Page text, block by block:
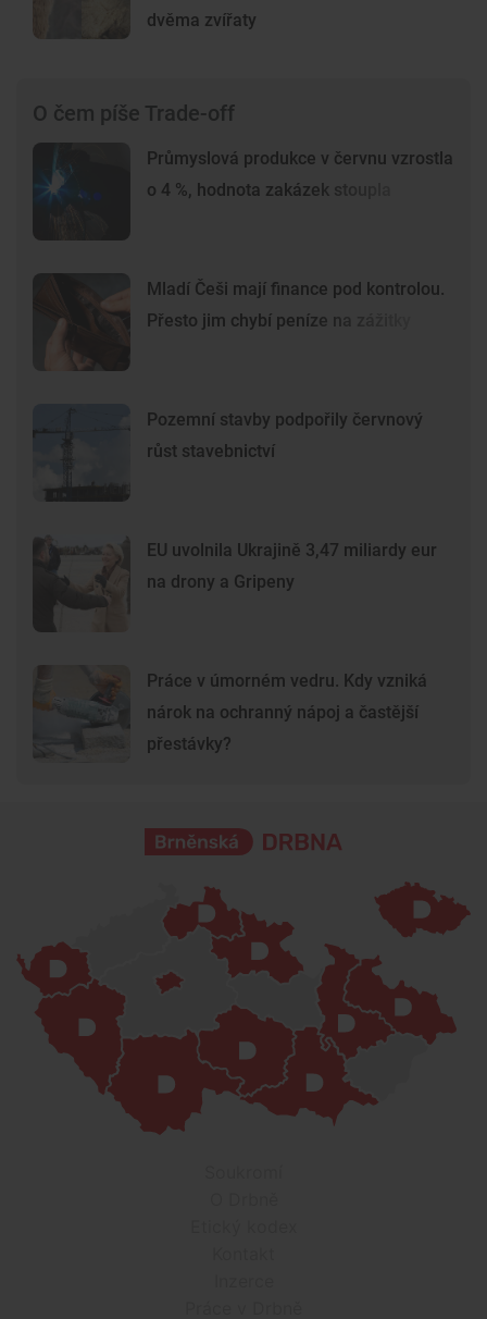
dvěma zvířaty
O čem píše Trade-off
Průmyslová produkce v červnu vzrostla
o 4 %, hodnota zakázek stoupla
Mladí Češi mají finance pod kontrolou.
Přesto jim chybí peníze na zážitky
Pozemní stavby podpořily červnový
růst stavebnictví
EU uvolnila Ukrajině 3,47 miliardy eur
na drony a Gripeny
Práce v úmorném vedru. Kdy vzniká
nárok na ochranný nápoj a častější
přestávky?